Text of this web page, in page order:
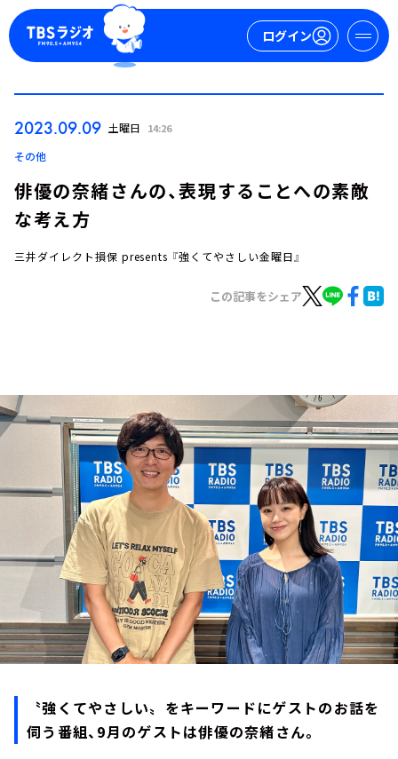
ログイン
イベント・グッズ
YouTube
会社情報
2023.09.09 土曜日 14:26
その他
俳優の奈緒さんの、表現することへの素敵
な考え方
三井ダイレクト損保 presents 『強くてやさしい金曜日』
この記事をシェア
〝強くてやさしい〟をキーワードにゲストのお話を
伺う番組、9月のゲストは俳優の奈緒さん。